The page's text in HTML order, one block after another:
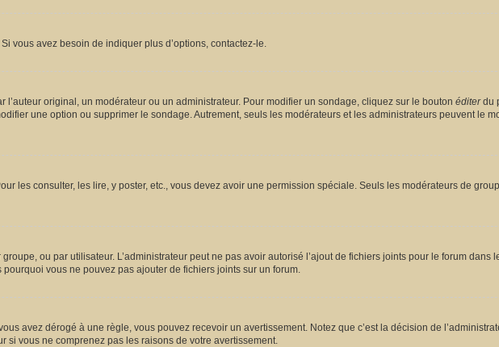
vous avez besoin de indiquer plus d’options, contactez-le.
original, un modérateur ou un administrateur. Pour modifier un sondage, cliquez sur le bouton éditerdu
une option ou supprimer le sondage. Autrement, seuls les modérateurs et les administrateurs peuvent le
les consulter, les lire, y poster, etc., vous devez avoir une permission spéciale. Seuls les modérateurs de
ou par utilisateur. L’administrateur peut ne pas avoir autorisé l’ajout de fichiers joints pour le forum dans
vous ne pouvez pas ajouter de fichiers joints sur un forum.
avez dérogé à une règle, vous pouvez recevoir un avertissement. Notez que c’est la décision de
si vous ne comprenez pas les raisons de votre avertissement.